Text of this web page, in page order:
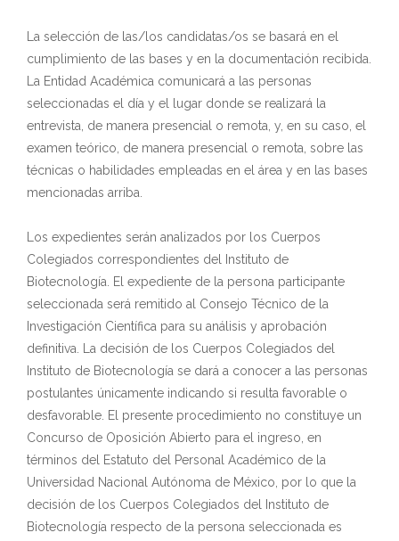
La selección de las/los candidatas/os se basará en el
cumplimiento de las bases y en la documentación recibida.
La Entidad Académica comunicará a las personas
seleccionadas el día y el lugar donde se realizará la
entrevista, de manera presencial o remota, y, en su caso, el
examen teórico, de manera presencial o remota, sobre las
técnicas o habilidades empleadas en el área y en las bases
mencionadas arriba.
Los expedientes serán analizados por los Cuerpos
Colegiados correspondientes del Instituto de
Biotecnología. El expediente de la persona participante
seleccionada será remitido al Consejo Técnico de la
Investigación Científica para su análisis y aprobación
definitiva. La decisión de los Cuerpos Colegiados del
Instituto de Biotecnología se dará a conocer a las personas
postulantes únicamente indicando si resulta favorable o
desfavorable. El presente procedimiento no constituye un
Concurso de Oposición Abierto para el ingreso, en
términos del Estatuto del Personal Académico de la
Universidad Nacional Autónoma de México, por lo que la
decisión de los Cuerpos Colegiados del Instituto de
Biotecnología respecto de la persona seleccionada es